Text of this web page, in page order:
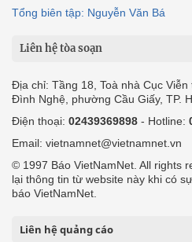
Tổng biên tập: Nguyễn Văn Bá
Liên hệ tòa soạn
Địa chỉ: Tầng 18, Toà nhà Cục
Đình Nghệ, phường Cầu Giấy, TP.
Điện thoại: 02439369898 - Hotline:
Email: vietnamnet@vietnamnet.vn
© 1997 Báo VietNamNet. All rights
lại thông tin từ website này khi có
báo VietNamNet.
Liên hệ quảng cáo